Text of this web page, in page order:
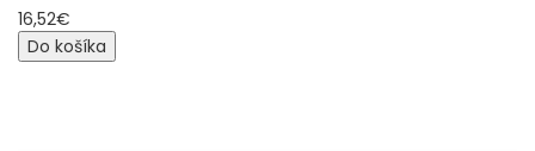
16,52€
Do košíka